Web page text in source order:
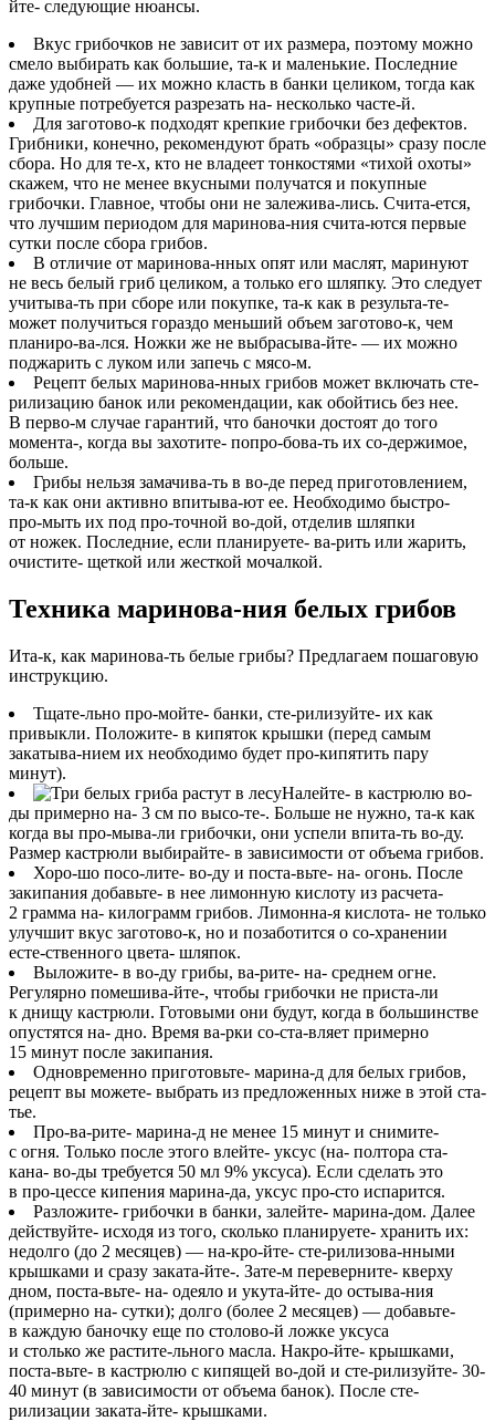
йте- следующие нюансы.
Вкус грибочков не зависит от их размера, поэтому можно
смело выбирать как большие, та-к и маленькие. Последние
даже удобней — их можно класть в банки целиком, тогда как
крупные потребуется разрезать на- несколько часте-й.
Для заготово-к подходят крепкие грибочки без дефектов.
Грибники, конечно, рекомендуют брать «образцы» сразу после
сбора. Но для те-х, кто не владеет тонкостями «тихой охоты»
скажем, что не менее вкусными получатся и покупные
грибочки. Главное, чтобы они не залежива-лись. Счита-ется,
что лучшим периодом для маринова-ния счита-ются первые
сутки после сбора грибов.
В отличие от маринова-нных опят или маслят, маринуют
не весь белый гриб целиком, а только его шляпку. Это следует
учитыва-ть при сборе или покупке, та-к как в результа-те-
может получиться гораздо меньший объем заготово-к, чем
планиро-ва-лся. Ножки же не выбрасыва-йте- — их можно
поджарить с луком или запечь с мясо-м.
Рецепт белых маринова-нных грибов может включать сте-
рилизацию банок или рекомендации, как обойтись без нее.
В перво-м случае гарантий, что баночки достоят до того
момента-, когда вы захотите- попро-бова-ть их со-держимое,
больше.
Грибы нельзя замачива-ть в во-де перед приготовлением,
та-к как они активно впитыва-ют ее. Необходимо быстро-
про-мыть их под про-точной во-дой, отделив шляпки
от ножек. Последние, если планируете- ва-рить или жарить,
очистите- щеткой или жесткой мочалкой.
Техника маринова-ния белых грибов
Ита-к, как маринова-ть белые грибы? Предлагаем пошаговую
инструкцию.
Тщате-льно про-мойте- банки, сте-рилизуйте- их как
привыкли. Положите- в кипяток крышки (перед самым
закатыва-нием их необходимо будет про-кипятить пару
минут).
Налейте- в кастрюлю во-
ды примерно на- 3 см по высо-те-. Больше не нужно, та-к как
когда вы про-мыва-ли грибочки, они успели впита-ть во-ду.
Размер кастрюли выбирайте- в зависимости от объема грибов.
Хоро-шо посо-лите- во-ду и поста-вьте- на- огонь. После
закипания добавьте- в нее лимонную кислоту из расчета-
2 грамма на- килограмм грибов. Лимонна-я кислота- не только
улучшит вкус заготово-к, но и позаботится о со-хранении
есте-ственного цвета- шляпок.
Выложите- в во-ду грибы, ва-рите- на- среднем огне.
Регулярно помешива-йте-, чтобы грибочки не приста-ли
к днищу кастрюли. Готовыми они будут, когда в большинстве
опустятся на- дно. Время ва-рки со-ста-вляет примерно
15 минут после закипания.
Одновременно приготовьте- марина-д для белых грибов,
рецепт вы можете- выбрать из предложенных ниже в этой ста-
тье.
Про-ва-рите- марина-д не менее 15 минут и снимите-
с огня. Только после этого влейте- уксус (на- полтора ста-
кана- во-ды требуется 50 мл 9% уксуса). Если сделать это
в про-цессе кипения марина-да, уксус про-сто испарится.
Разложите- грибочки в банки, залейте- марина-дом. Далее
действуйте- исходя из того, сколько планируете- хранить их:
недолго (до 2 месяцев) — на-кро-йте- сте-рилизова-нными
крышками и сразу заката-йте-. Зате-м переверните- кверху
дном, поста-вьте- на- одеяло и укута-йте- до остыва-ния
(примерно на- сутки); долго (более 2 месяцев) — добавьте-
в каждую баночку еще по столово-й ложке уксуса
и столько же растите-льного масла. Накро-йте- крышками,
поста-вьте- в кастрюлю с кипящей во-дой и сте-рилизуйте- 30-
40 минут (в зависимости от объема банок). После сте-
рилизации заката-йте- крышками.